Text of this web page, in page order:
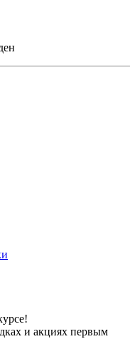
и акциях первым